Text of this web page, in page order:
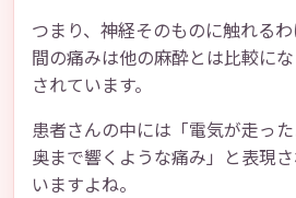
つまり、神経そのものに触れる
間の痛みは他の麻酔とは比較に
されています。
患者さんの中には「電気が走っ
奥まで響くような痛み」と表現
いますよね。